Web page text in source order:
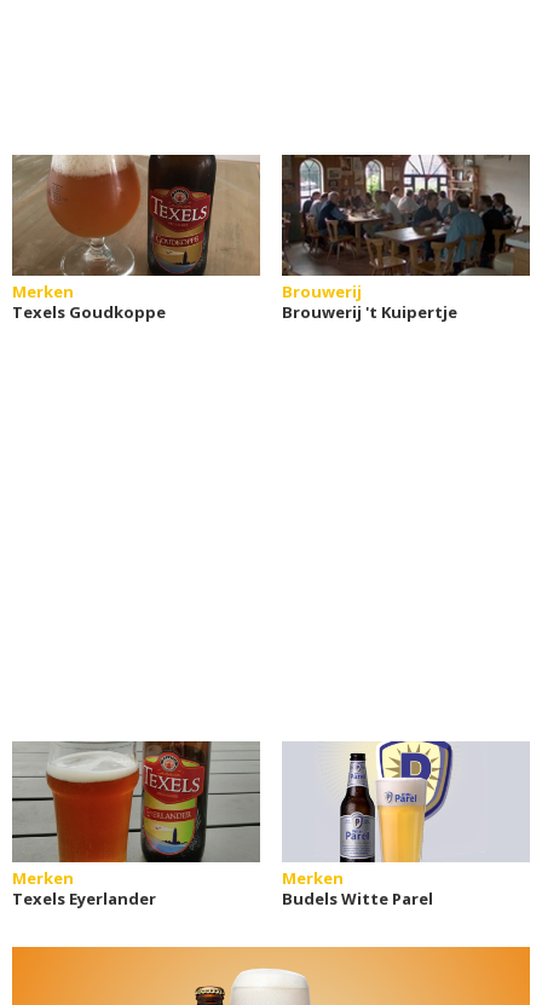
Merken
Texels Goudkoppe
Brouwerij
Brouwerij 't Kuipertje
Merken
Texels Eyerlander
Merken
Budels Witte Parel